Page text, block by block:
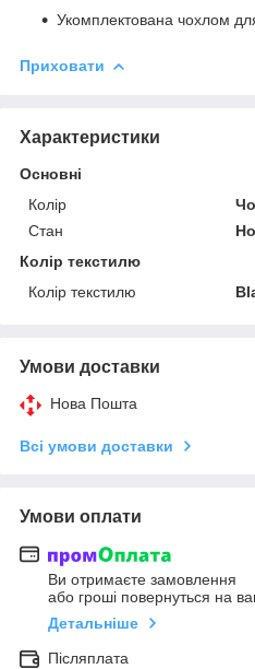
Укомплектована чохлом
Приховати
Характеристики
Основні
Колір
Стан
Колір текстилю
Колір текстилю
Умови доставки
Нова Пошта
Всі умови доставки
Умови оплати
Ви отримаєте замовлення
або гроші повернуться на
Детальніше
Післяплата